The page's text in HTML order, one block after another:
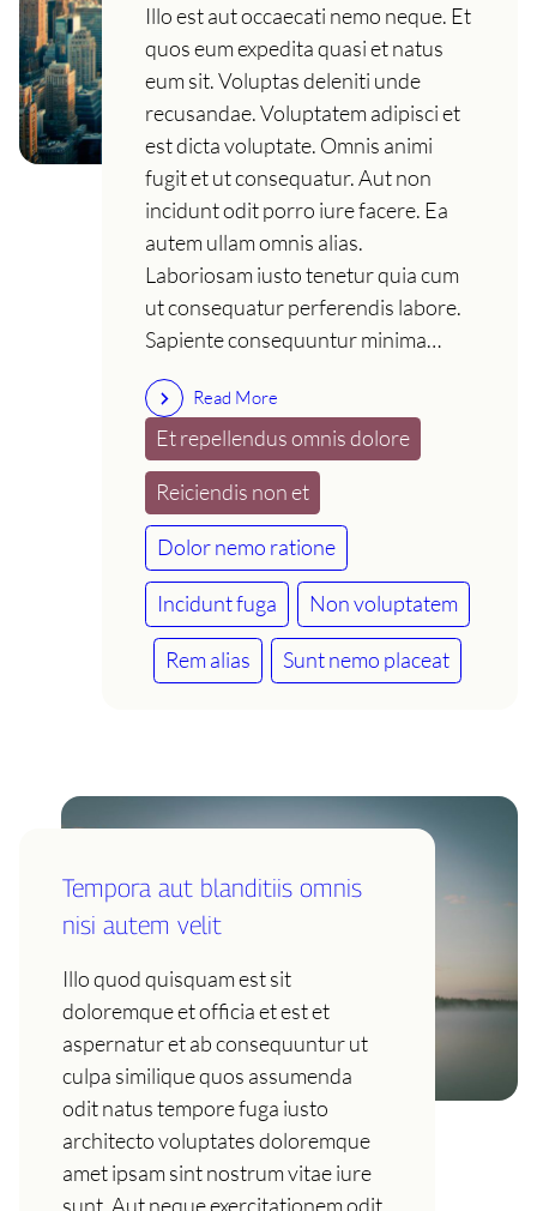
Illo est aut occaecati nemo neque. Et
quos eum expedita quasi et natus
eum sit. Voluptas deleniti unde
recusandae. Voluptatem adipisci et
est dicta voluptate. Omnis animi
fugit et ut consequatur. Aut non
incidunt odit porro iure facere. Ea
autem ullam omnis alias.
Laboriosam iusto tenetur quia cum
ut consequatur perferendis labore.
Sapiente consequuntur minima…
Read More
Et repellendus omnis dolore
Reiciendis non et
Dolor nemo ratione
Incidunt fuga Non voluptatem
Rem alias Sunt nemo placeat
Tempora aut blanditiis omnis
nisi autem velit
Illo quod quisquam est sit
doloremque et officia et est et
aspernatur et ab consequuntur ut
culpa similique quos assumenda
odit natus tempore fuga iusto
architecto voluptates doloremque
amet ipsam sint nostrum vitae iure
sunt. Aut neque exercitationem odit